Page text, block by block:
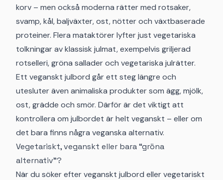
korv – men också moderna rätter med rotsaker,
svamp, kål, baljväxter, ost, nötter och växtbaserade
proteiner. Flera mataktörer lyfter just vegetariska
tolkningar av klassisk julmat, exempelvis griljerad
rotselleri, gröna sallader och vegetariska julrätter.
Ett veganskt julbord går ett steg längre och
utesluter även animaliska produkter som ägg, mjölk,
ost, grädde och smör. Därför är det viktigt att
kontrollera om julbordet är helt veganskt – eller om
det bara finns några veganska alternativ.
Vegetariskt, veganskt eller bara “gröna
alternativ”?
När du söker efter veganskt julbord eller vegetariskt